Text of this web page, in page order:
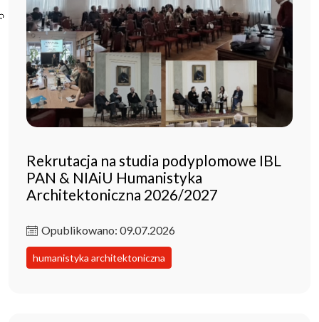
Poczta ibl.waw.pl
Kontakt
Rekrutacja na studia podyplomowe IBL
PAN & NIAiU Humanistyka
Architektoniczna 2026/2027
Opublikowano: 09.07.2026
humanistyka architektoniczna